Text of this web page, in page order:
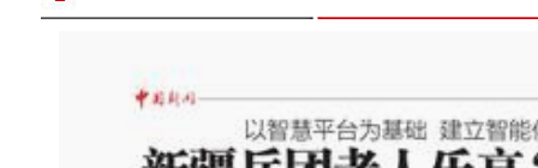
原创抗疫MV：洁白